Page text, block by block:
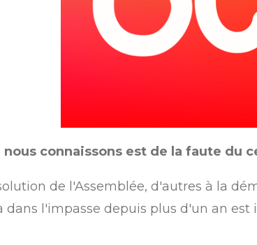
connaissons est de la faute du
de l'Assemblée, d'autres à la
dans l'impasse depuis plus d'un an